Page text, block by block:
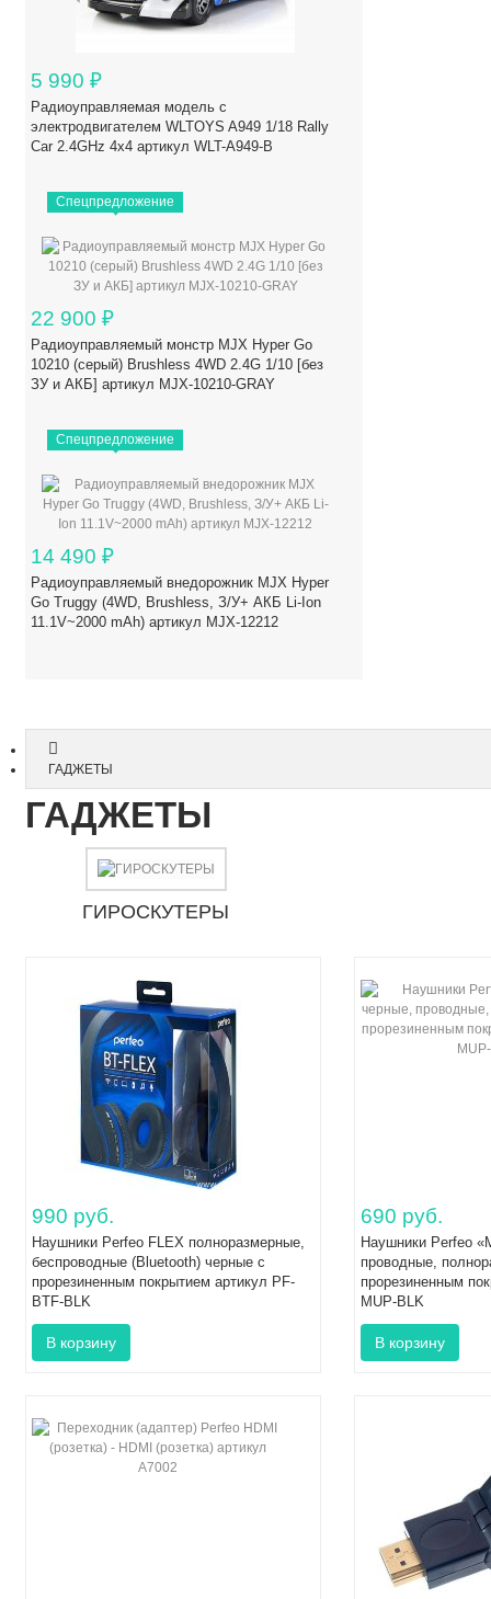
5 990 ₽
Радиоуправляемая модель с
электродвигателем WLTOYS A949 1/18 Rally
Car 2.4GHz 4x4 артикул WLT-A949-B
Спецпредложение
22 900 ₽
Радиоуправляемый монстр MJX Hyper Go
10210 (серый) Brushless 4WD 2.4G 1/10 [без
ЗУ и АКБ] артикул MJX-10210-GRAY
Спецпредложение
14 490 ₽
Радиоуправляемый внедорожник MJX Hyper
Go Truggy (4WD, Brushless, З/У+ АКБ Li-Ion
11.1V~2000 mAh) артикул MJX-12212
ГАДЖЕТЫ
ГАДЖЕТЫ
ГИРОСКУТЕРЫ
990 руб.
Наушники Perfeo FLEX полноразмерные,
беспроводные (Bluetooth) черные с
прорезиненным покрытием артикул PF-
BTF-BLK
690 руб.
Наушники Perfeo
проводные,
прорезиненным
MUP-BLK